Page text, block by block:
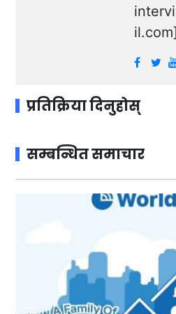
il.com]
प्रतिक्रिया दिनुहोस्
सम्बन्धित समाचार